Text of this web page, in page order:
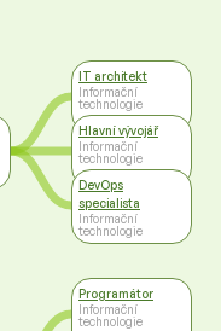
IT architekt
Informační
technologie
Hlavní vývojář
Informační
technologie
DevOps
specialista
Informační
technologie
Programátor
Informační
technologie